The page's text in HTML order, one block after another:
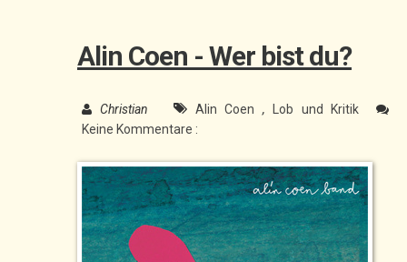
t
Alin Coen - Wer bist du?
Christian Alin Coen ,
Lob und Kritik
Keine Kommentare :